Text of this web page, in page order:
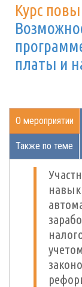
Курс
платы и
О мероприятии
Также по теме